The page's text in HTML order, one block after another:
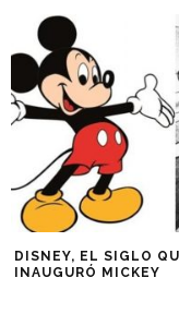
DISNEY, EL SIGLO
INAUGURÓ MICKEY